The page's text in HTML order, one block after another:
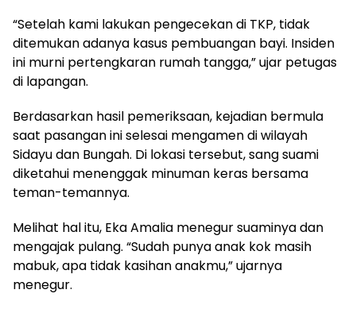
“Setelah kami lakukan pengecekan di TKP, tidak
ditemukan adanya kasus pembuangan bayi. Insiden
ini murni pertengkaran rumah tangga,” ujar petugas
di lapangan.
Berdasarkan hasil pemeriksaan, kejadian bermula
saat pasangan ini selesai mengamen di wilayah
Sidayu dan Bungah. Di lokasi tersebut, sang suami
diketahui menenggak minuman keras bersama
teman-temannya.
Melihat hal itu, Eka Amalia menegur suaminya dan
mengajak pulang. “Sudah punya anak kok masih
mabuk, apa tidak kasihan anakmu,” ujarnya
menegur.